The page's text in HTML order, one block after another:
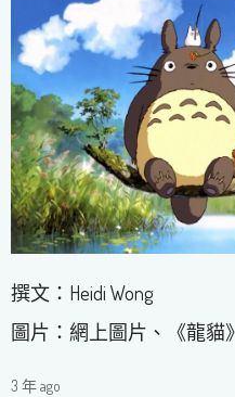
撰文：Heidi Wong
圖片：網上圖片、《龍貓
3 年 ago